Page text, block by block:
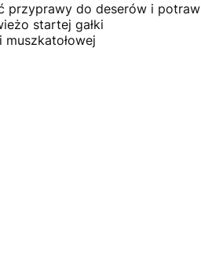
przyprawy do deserów i potraw
startej gałki